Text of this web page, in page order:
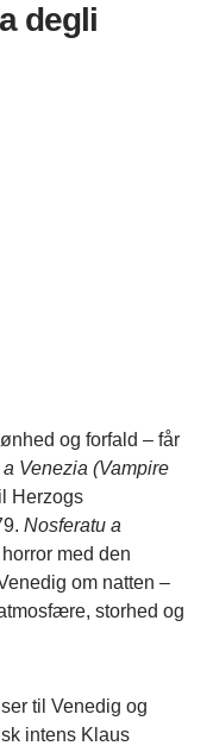
degli
og forfald – får
Venezia (Vampire
Herzogs
Nosferatu a
med den
om natten –
storhed og
til Venedig og
intens Klaus